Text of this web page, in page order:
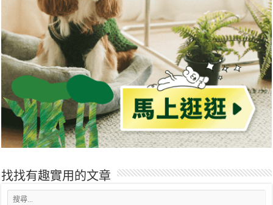
找找有趣實用的文章